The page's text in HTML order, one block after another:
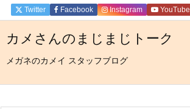
カメさんのまじまじトーク
メガネのカメイ スタッフブログ
Twitter Facebook Instagram YouTube